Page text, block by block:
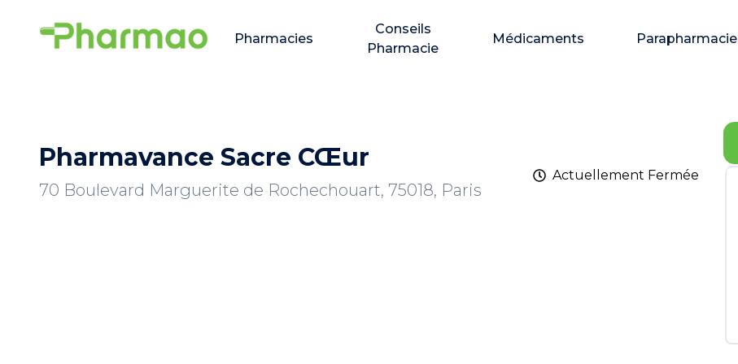
Pharmacies
Conseils
Pharmacie
Médicaments Parapharmacie
Pharmavance Sacre CŒur
70 Boulevard Marguerite de Rochechouart, 75018, Paris
Actuellement Fermée